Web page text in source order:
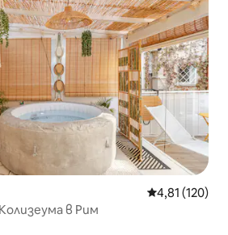
Средна
4,81 (120)
в Рим